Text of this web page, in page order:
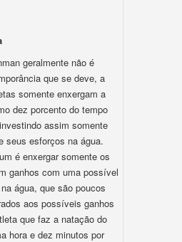
geralmente não é
que se deve, a
somente enxergam a
dez porcento do tempo
assim somente
seus esforços na água.
é enxergar somente os
ganhos com uma possível
água, que são poucos
aos possíveis ganhos
que faz a natação do
hora e dez minutos por